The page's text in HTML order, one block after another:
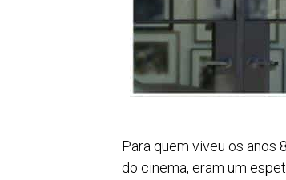
Para quem viveu os anos
do cinema, eram um